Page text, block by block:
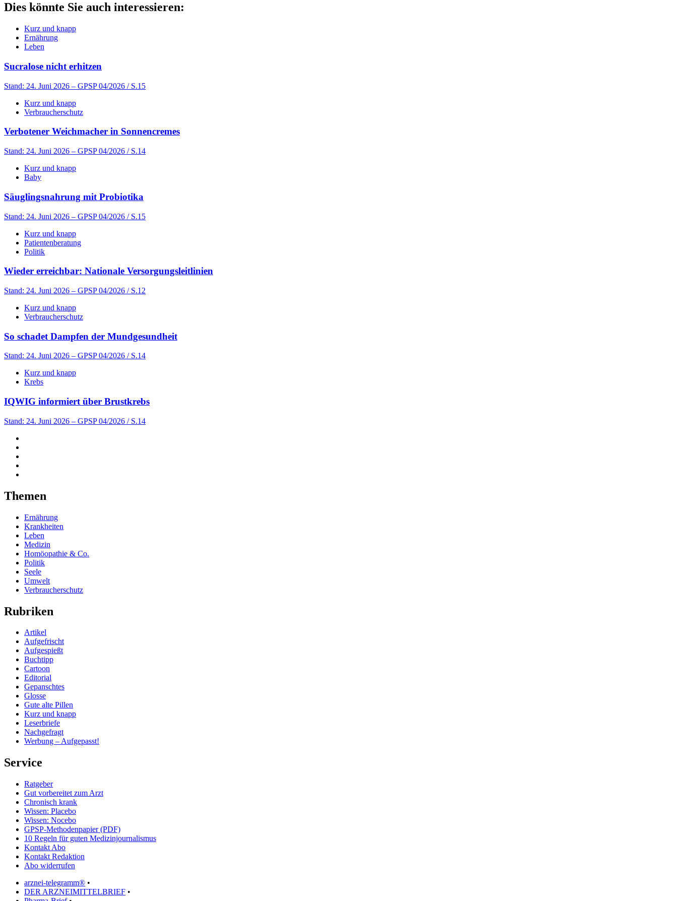
Dies könnte Sie auch interessieren:
Kurz und knapp
Ernährung
Leben
Sucralose nicht erhitzen
Stand: 24. Juni 2026 – GPSP 04/2026 / S.15
Kurz und knapp
Verbraucherschutz
Verbotener Weichmacher in Sonnencremes
Stand: 24. Juni 2026 – GPSP 04/2026 / S.14
Kurz und knapp
Baby
Säuglingsnahrung mit Probiotika
Stand: 24. Juni 2026 – GPSP 04/2026 / S.15
Kurz und knapp
Patientenberatung
Politik
Wieder erreichbar: Nationale Versorgungsleitlinien
Stand: 24. Juni 2026 – GPSP 04/2026 / S.12
Kurz und knapp
Verbraucherschutz
So schadet Dampfen der Mundgesundheit
Stand: 24. Juni 2026 – GPSP 04/2026 / S.14
Kurz und knapp
Krebs
IQWIG informiert über Brustkrebs
Stand: 24. Juni 2026 – GPSP 04/2026 / S.14
Themen
Ernährung
Krankheiten
Leben
Medizin
Homöopathie & Co.
Politik
Seele
Umwelt
Verbraucherschutz
Rubriken
Artikel
Aufgefrischt
Aufgespießt
Buchtipp
Cartoon
Editorial
Gepanschtes
Glosse
Gute alte Pillen
Kurz und knapp
Leserbriefe
Nachgefragt
Werbung – Aufgepasst!
Service
Ratgeber
Gut vorbereitet zum Arzt
Chronisch krank
Wissen: Placebo
Wissen: Nocebo
GPSP-Methodenpapier (PDF)
10 Regeln für guten Medizinjournalismus
Kontakt Abo
Kontakt Redaktion
Abo widerrufen
arznei-telegramm® •
DER ARZNEIMITTELBRIEF •